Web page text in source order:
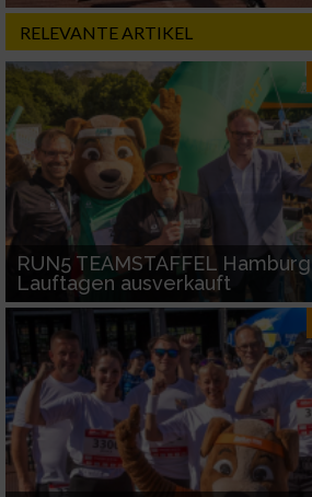
RELEVANTE ARTIKEL
RUN5 TEAMSTAFFEL
Lauftagen ausverkauft